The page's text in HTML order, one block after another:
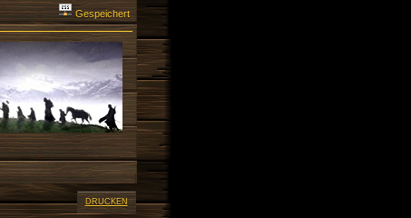
Gespeichert
DRUCKEN